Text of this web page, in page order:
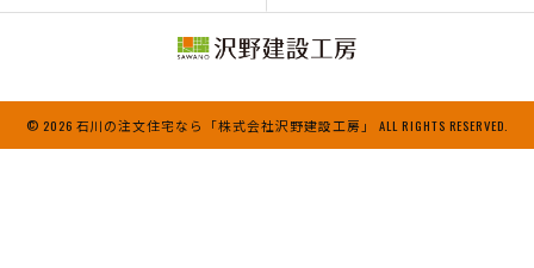
© 2026 石川の注文住宅なら「株式会社沢野建設工房」 ALL RIGHTS RESERVED.